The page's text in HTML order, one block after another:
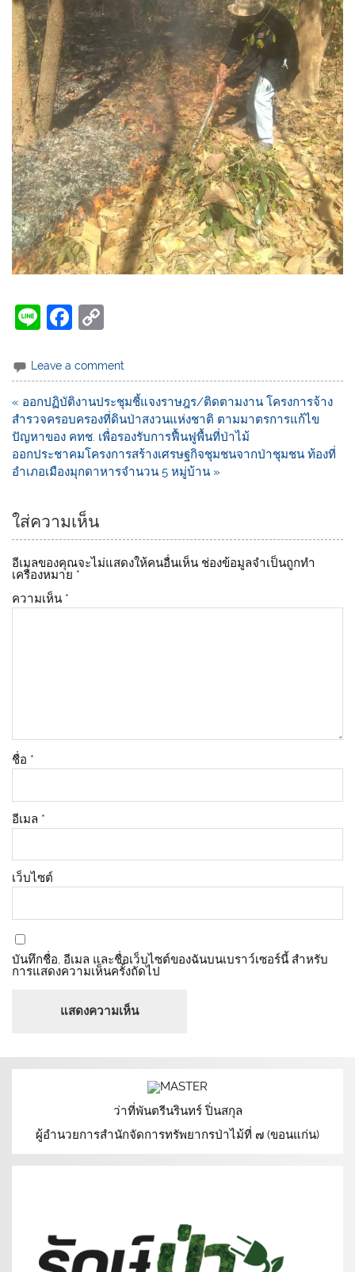
Li
e
F
c
e
b
o
o
p
y
Li
n
k
Leave a comment
« ออกปฏิบัติงานประชุมชี้แจงราษฎร/ติดตามงาน โครงการจ้าง
สำรวจครอบครองที่ดินป่าสงวนแห่งชาติ ตามมาตรการแก้ไข
ปัญหาของ คทช. เพื่อรองรับการฟื้นฟูพื้นที่ป่าไม้
ออกประชาคมโครงการสร้างเศรษฐกิจชุมชนจากป่าชุมชน ท้องที่
อำเภอเมืองมุกดาหารจำนวน 5 หมู่บ้าน »
ใส่ความเห็น
อีเมลของคุณจะไม่แสดงให้คนอื่นเห็น ช่องข้อมูลจำเป็นถูกทำ
เครื่องหมาย *
ความเห็น *
ชื่อ *
อีเมล *
เว็บไซต์
บันทึกชื่อ, อีเมล และชื่อเว็บไซต์ของฉันบนเบราว์เซอร์นี้ สำหรับ
การแสดงความเห็นครั้งถัดไป
ว่าที่พันตรีนรินทร์ ปิ่นสกุล
ผู้อำนวยการสำนักจัดการทรัพยากรป่าไม้ที่ ๗ (ขอนแก่น)